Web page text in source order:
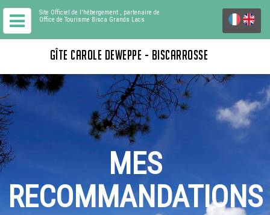
Site Officiel de l'hébergement , partenaire de
Office de Tourisme Bisca Grands Lacs
GÎTE CAROLE DEWEPPE - BISCARROSSE
MES
RECOMMANDATIONS